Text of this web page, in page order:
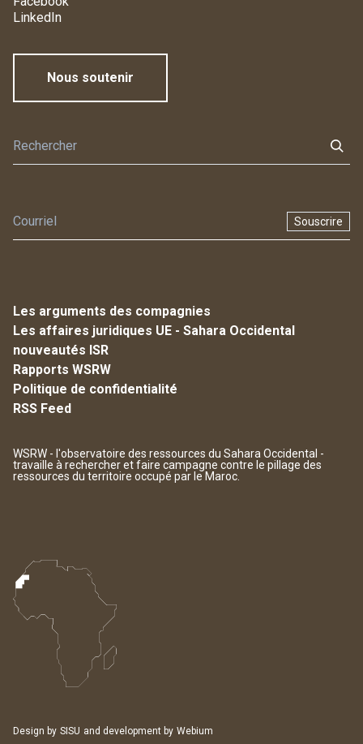
LinkedIn
Nous soutenir
Souscrire
Les arguments des compagnies
Les affaires juridiques UE - Sahara Occidental
nouveautés ISR
Rapports WSRW
Politique de confidentialité
RSS Feed
WSRW - l'observatoire des ressources du Sahara Occidental -
travaille à rechercher et faire campagne contre le pillage des
ressources du territoire occupé par le Maroc.
Design by SISU and development by Webium